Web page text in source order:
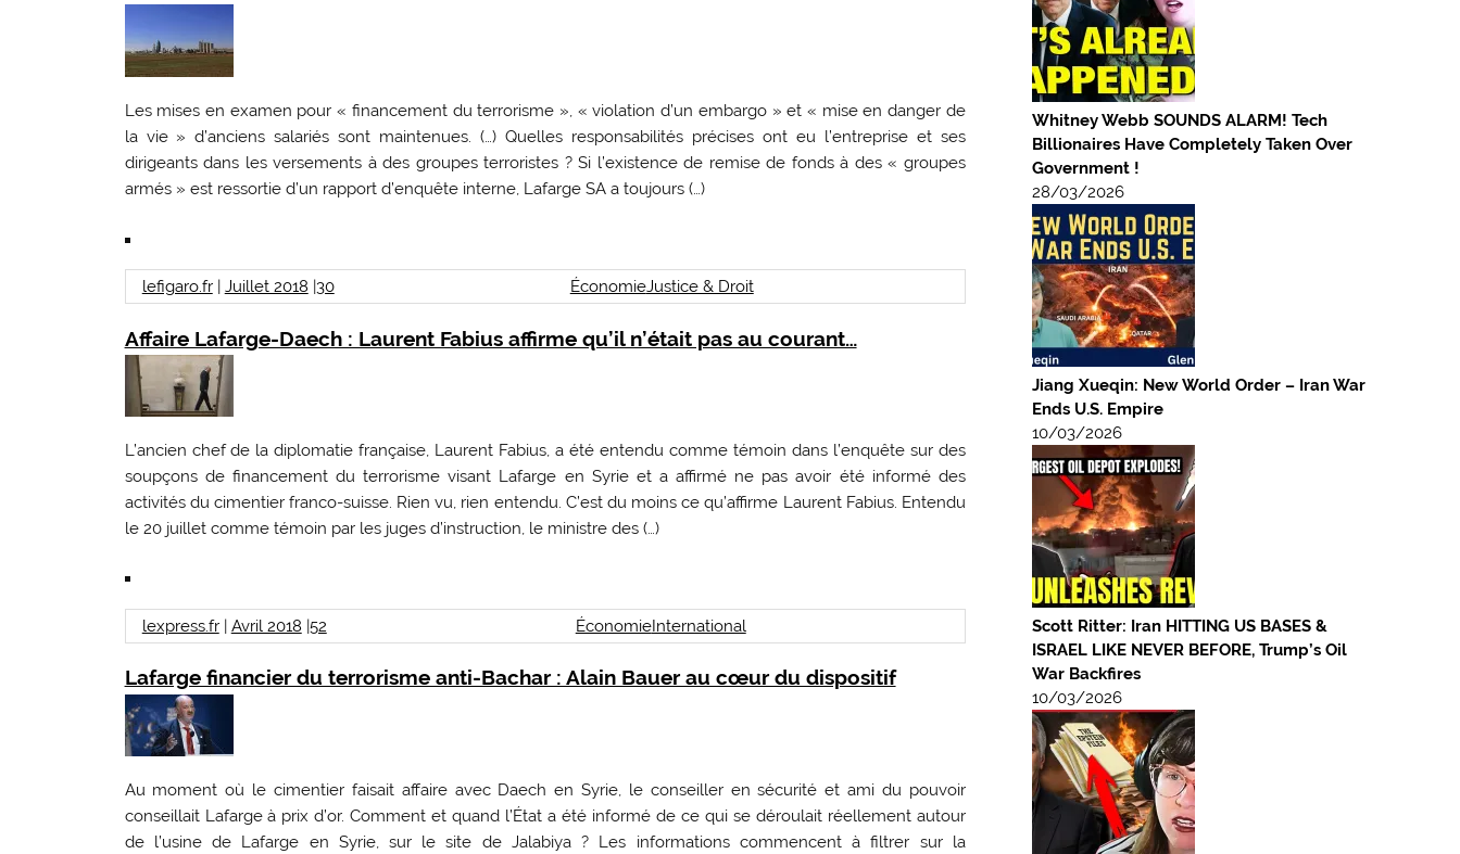
Les mises en examen pour « financement du terrorisme », « violation d’un embargo » et « mise en danger de
la vie » d’anciens salariés sont maintenues. (…) Quelles responsabilités précises ont eu l’entreprise et ses
dirigeants dans les versements à des groupes terroristes ? Si l’existence de remise de fonds à des « groupes
armés » est ressortie d’un rapport d’enquête interne, Lafarge SA a toujours (…)
lefigaro.fr| Juillet 2018 |30 ÉconomieJustice & Droit
Affaire Lafarge-Daech : Laurent Fabius affirme qu’il n’était pas au courant…
L’ancien chef de la diplomatie française, Laurent Fabius, a été entendu comme témoin dans l’enquête sur des
soupçons de financement du terrorisme visant Lafarge en Syrie et a affirmé ne pas avoir été informé des
activités du cimentier franco-suisse. Rien vu, rien entendu. C’est du moins ce qu’affirme Laurent Fabius. Entendu
le 20 juillet comme témoin par les juges d’instruction, le ministre des (…)
lexpress.fr| Avril 2018 |52 ÉconomieInternational
Lafarge financier du terrorisme anti-Bachar : Alain Bauer au cœur du dispositif
Au moment où le cimentier faisait affaire avec Daech en Syrie, le conseiller en sécurité et ami du pouvoir
conseillait Lafarge à prix d’or. Comment et quand l’État a été informé de ce qui se déroulait réellement autour
de l’usine de Lafarge en Syrie, sur le site de Jalabiya ? Les informations commencent à filtrer sur la
Whitney Webb SOUNDS ALARM! Tech
Billionaires Have Completely Taken Over
Government !
28/03/2026
Jiang Xueqin: New World Order – Iran War
Ends U.S. Empire
10/03/2026
Scott Ritter: Iran HITTING US BASES &
ISRAEL LIKE NEVER BEFORE, Trump’s Oil
War Backfires
10/03/2026